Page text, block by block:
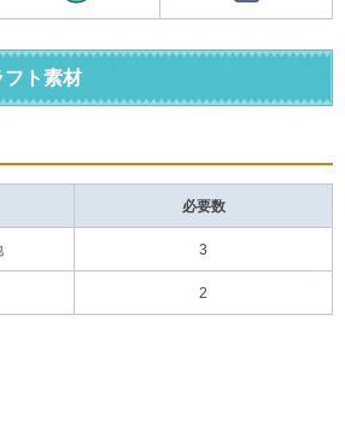
フト素材
必要数
3
2